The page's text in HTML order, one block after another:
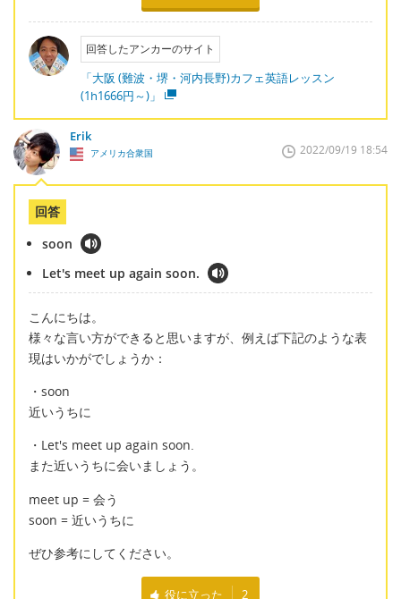
回答したアンカーのサイト
「大阪 (難波・堺・河内長野)カフェ英語レッスン
(1h1666円～)」
Erik
アメリカ合衆国 2022/09/19 18:54
回答
soon
Let's meet up again soon.
こんにちは。
様々な言い方ができると思いますが、例えば下記のような表
現はいかがでしょうか：
・soon
近いうちに
・Let's meet up again soon.
また近いうちに会いましょう。
meet up = 会う
soon = 近いうちに
ぜひ参考にしてください。
役に立った 2